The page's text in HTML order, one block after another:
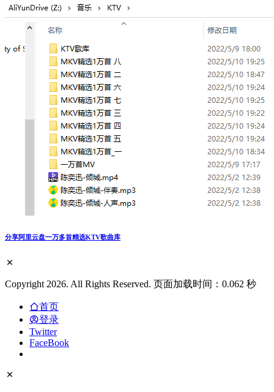
分享阿里云盘一万多首精选KTV歌曲库
Copyright 2026. All Rights Reserved. 页面加载时间：0.062 秒
首页
登录
Twitter
FaceBook